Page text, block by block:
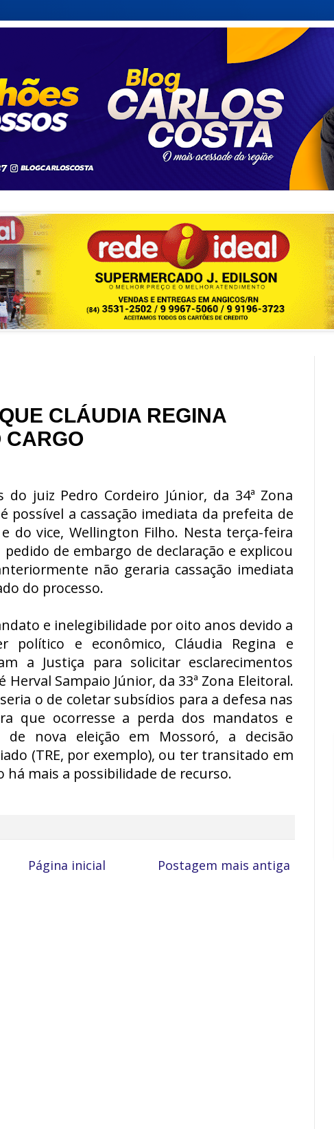
CLÁUDIA REGINA
CARGO
do juiz Pedro Cordeiro Júnior, da 34ª Zona
possível a cassação imediata da prefeita de
do vice, Wellington Filho. Nesta terça-feira
de embargo de declaração e explicou
não geraria cassação imediata
do processo.
e inelegibilidade por oito anos devido a
político e econômico, Cláudia Regina e
a Justiça para solicitar esclarecimentos
Herval Sampaio Júnior, da 33ª Zona Eleitoral.
o de coletar subsídios para a defesa nas
que ocorresse a perda dos mandatos e
de nova eleição em Mossoró, a decisão
(TRE, por exemplo), ou ter transitado em
mais a possibilidade de recurso.
Postagem mais antiga
Página inicial